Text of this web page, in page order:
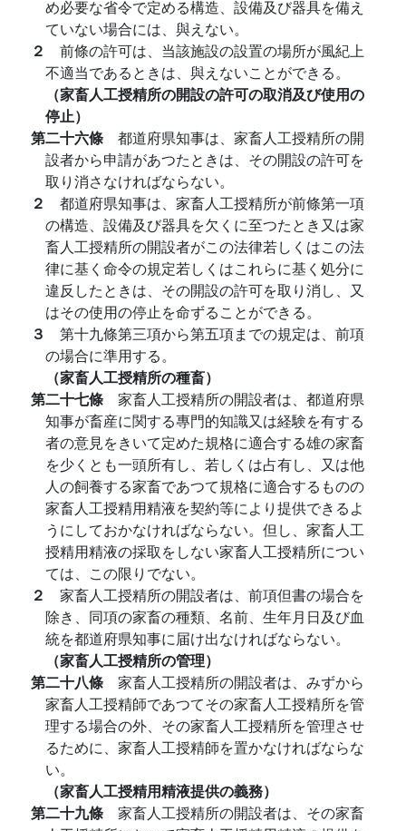
め必要な省令で定める構造、設備及び器具を備え
ていない場合には、與えない。
２ 前條の許可は、当該施設の設置の場所が風紀上
不適当であるときは、與えないことができる。
（家畜人工授精所の開設の許可の取消及び使用の
停止）
第二十六條 都道府県知事は、家畜人工授精所の開
設者から申請があつたときは、その開設の許可を
取り消さなければならない。
２ 都道府県知事は、家畜人工授精所が前條第一項
の構造、設備及び器具を欠くに至つたとき又は家
畜人工授精所の開設者がこの法律若しくはこの法
律に基く命令の規定若しくはこれらに基く処分に
違反したときは、その開設の許可を取り消し、又
はその使用の停止を命ずることができる。
３ 第十九條第三項から第五項までの規定は、前項
の場合に準用する。
（家畜人工授精所の種畜）
第二十七條 家畜人工授精所の開設者は、都道府県
知事が畜産に関する專門的知識又は経験を有する
者の意見をきいて定めた規格に適合する雄の家畜
を少くとも一頭所有し、若しくは占有し、又は他
人の飼養する家畜であつて規格に適合するものの
家畜人工授精用精液を契約等により提供できるよ
うにしておかなければならない。但し、家畜人工
授精用精液の採取をしない家畜人工授精所につい
ては、この限りでない。
２ 家畜人工授精所の開設者は、前項但書の場合を
除き、同項の家畜の種類、名前、生年月日及び血
統を都道府県知事に届け出なければならない。
（家畜人工授精所の管理）
第二十八條 家畜人工授精所の開設者は、みずから
家畜人工授精師であつてその家畜人工授精所を管
理する場合の外、その家畜人工授精所を管理させ
るために、家畜人工授精師を置かなければならな
い。
（家畜人工授精用精液提供の義務）
第二十九條 家畜人工授精所の開設者は、その家畜